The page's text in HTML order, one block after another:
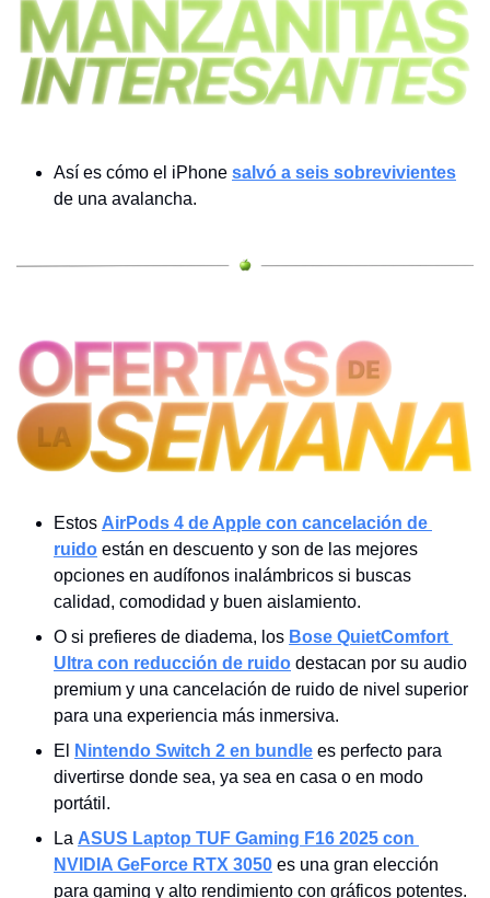
Así es cómo el iPhone salvó a seis sobrevivientes
de una avalancha.
Estos AirPods 4 de Apple con cancelación de
ruido están en descuento y son de las mejores
opciones en audífonos inalámbricos si buscas
calidad, comodidad y buen aislamiento.
O si prefieres de diadema, los Bose QuietComfort
Ultra con reducción de ruido destacan por su audio
premium y una cancelación de ruido de nivel superior
para una experiencia más inmersiva.
El
Nintendo Switch 2 en bundle es perfecto para
divertirse donde sea, ya sea en casa o en modo
portátil.
La ASUS Laptop TUF Gaming F16 2025 con
NVIDIA GeForce RTX 3050 es una gran elección
para gaming y alto rendimiento con gráficos potentes.